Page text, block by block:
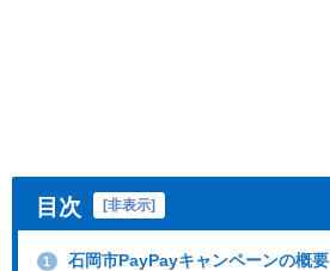
目次 非表示
1 石岡市PayPayキャンペーンの概要